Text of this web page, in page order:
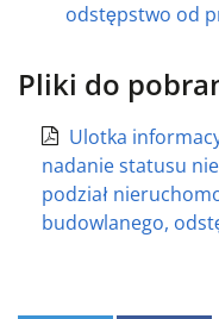
odstępstwo od
Pliki do
Ulotka
nadanie statusu
podział
budowlanego,